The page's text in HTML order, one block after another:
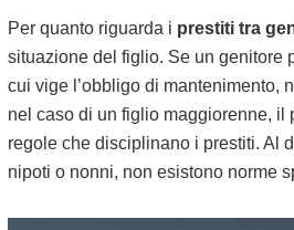
Per quanto riguarda i prestiti tra
situazione del figlio. Se un genitore
cui vige l’obbligo di mantenimento,
nel caso di un figlio maggiorenne, il
regole che disciplinano i prestiti. Al
nipoti o nonni, non esistono norme